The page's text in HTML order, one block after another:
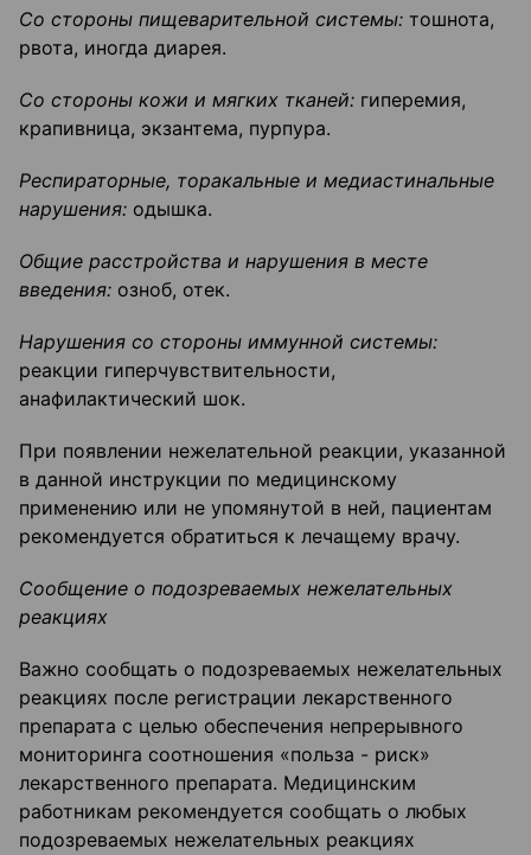
Со стороны пищеварительной системы: тошнота,
рвота, иногда диарея.
Со стороны кожи и мягких тканей: гиперемия,
крапивница, экзантема, пурпура.
Респираторные, торакальные и медиастинальные
нарушения: одышка.
Общие расстройства и нарушения в месте
введения: озноб, отек.
Нарушения со стороны иммунной системы:
реакции гиперчувствительности,
анафилактический шок.
При появлении нежелательной реакции, указанной
в данной инструкции по медицинскому
применению или не упомянутой в ней, пациентам
рекомендуется обратиться к лечащему врачу.
Сообщение о подозреваемых нежелательных
реакциях
Важно сообщать о подозреваемых нежелательных
реакциях после регистрации лекарственного
препарата с целью обеспечения непрерывного
мониторинга соотношения «польза - риск»
лекарственного препарата. Медицинским
работникам рекомендуется сообщать о любых
подозреваемых нежелательных реакциях